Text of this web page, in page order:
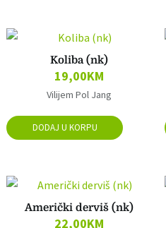
Koliba (nk)
19,00KM
Vilijem Pol Jang
DODAJ U KORPU
Američki derviš (nk)
22,00KM